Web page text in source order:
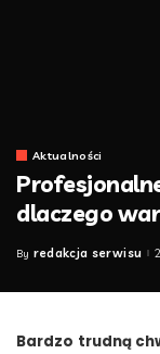
Aktualności
dlaczego
Posted
By redakcja serwisu
Bardzo trudną